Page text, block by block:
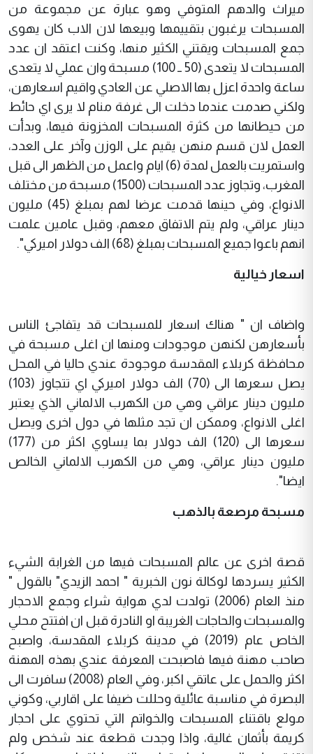
ميراث والدهم المتوفي وهو عبارة عن مجموعة من
المسبحات يرغبون بتقييمها وبيعها لان الاب كان يهوى
جمع المسبحات ويقتني الكثير منها، وكنت اعتقد ان عدد
المسبحات لا يتعدى (50 ــ 100) مسبحة وان عملي لا يتعدى
ساعة واحدة اعزل بها الاصلي عن العادي واقيم اسعارهن،
ولكني صدمت عندما دخلت الى غرفة منام لا يرى اي حائط
من حيطانها من كثرة المسبحات المخزونة فيها، وبدأت
العمل لان قسم منهن يقيم على الوزن وآخر على العدد،
واستمريت بالعمل لمدة (6) ايام واعمل من الظهر الى قبل
المغرب، وتجاوز عدد المسبحات (1500) مسبحة من مختلف
الانواع، وفي حينها قدمت عرضا لهم بمبلغ (45) مليون
دينار عراقي، ولم يتم الاتفاق معهم، وقبل عامين علمت
انهم باعوا جميع المسبحات بمبلغ (68) الف دولار اميركي".
اسعار خيالية
واضاف ان " هناك اسعار للمسبحات قد يتفاجئ الناس
بأسعارهن لكنهن موجودات ومنها ان اغلى مسبحة في
محافظة كربلاء المقدسة موجودة عندي حاليا في المحل
يصل سعرها الى (70) الف دولار اميركي اي تتجاوز (103)
مليون دينار عراقي وهي من الكهرب الالماني الذي يعتبر
اغلى الانواع، وممكن ان تجد مثلها في دول اخرى ويصل
سعرها الى (120) الف دولار بما يساوي اكثر من (177)
مليون دينار عراقي، وهي من الكهرب الالماني الخالص
ايضا".
مسبحة مرصعة بالذهب
قصة اخرى عن عالم المسبحات فيها من الغرابة الشيء
الكثير يسردها لوكالة نون الخبرية " احمد الزيدي" بالقول "
منذ العام (2006) تولدت لدي هواية شراء وجمع الاحجار
والمسبحات والحاجات الغريبة او النادرة قبل ان افتتح محلي
الخاص عام (2019) في مدينة كربلاء المقدسة، واصبح
صاحب مهنة فيها فاصبحت المعرفة عندي بهذه المهنة
اكثر والحمل على عاتقي اكبر، وفي العام (2008) سافرت الى
البصرة في مناسبة عائلية وحللت ضيفا على اقاربي، وكوني
مولع باقتناء المسبحات والخواتم التي تحتوي على احجار
كريمة بأثمان غالية، واذا وجدت قطعة عند شخص ولم